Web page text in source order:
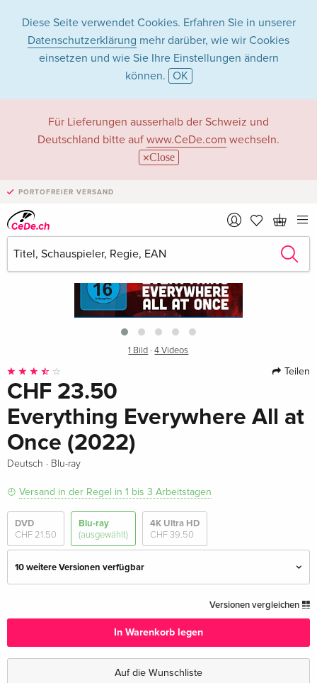
Diese Seite verwendet Cookies. Erfahren Sie in unserer
Datenschutzerklärung mehr darüber, wie wir Cookies
einsetzen und wie Sie Ihre Einstellungen ändern
können. OK
Für Lieferungen ausserhalb der Schweiz und
Deutschland bitte auf www.CeDe.com wechseln.
Close
PORTOFREIER VERSAND
›
1 Bild ·4 Videos
Teilen
CHF 23.50
Everything Everywhere All at
Once (2022)
Deutsch · Blu-ray
Versand in der Regel in 1 bis 3 Arbeitstagen
DVD
CHF 21.50
Blu-ray
(ausgewählt)
4K Ultra HD
CHF 39.50
10 weitere Versionen verfügbar
CHF 23.50
Versionen vergleichen
In Warenkorb legen
Auf die Wunschliste